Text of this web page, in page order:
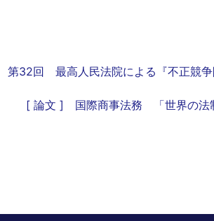
回 最高人民法院による『不正競争
[ 論文 ] 国際商事法務 「世界の法